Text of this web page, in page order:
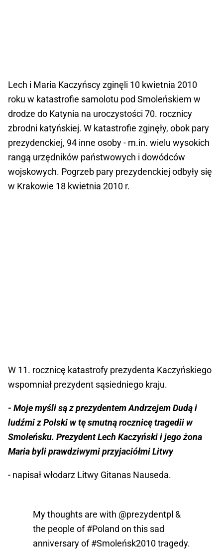
Lech i Maria Kaczyńscy zginęli 10 kwietnia 2010
roku w katastrofie samolotu pod Smoleńskiem w
drodze do Katynia na uroczystości 70. rocznicy
zbrodni katyńskiej. W katastrofie zginęły, obok pary
prezydenckiej, 94 inne osoby - m.in. wielu wysokich
rangą urzędników państwowych i dowódców
wojskowych. Pogrzeb pary prezydenckiej odbyły się
w Krakowie 18 kwietnia 2010 r.
W 11. rocznicę katastrofy prezydenta Kaczyńskiego
wspomniał prezydent sąsiedniego kraju.
- Moje myśli są z prezydentem Andrzejem Dudą i
ludźmi z Polski w tę smutną rocznicę tragedii w
Smoleńsku. Prezydent Lech Kaczyński i jego żona
Maria byli prawdziwymi przyjaciółmi Litwy
- napisał włodarz Litwy Gitanas Nauseda.
My thoughts are with @prezydentpl &
the people of#Poland on this sad
anniversary of#Smoleńsk2010tragedy.